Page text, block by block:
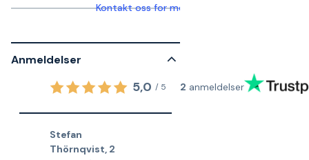
Kontakt oss for mer informasjon
Anmeldelser
5,0 / 5 2 anmeldelser
Stefan
Thörnqvist, 2